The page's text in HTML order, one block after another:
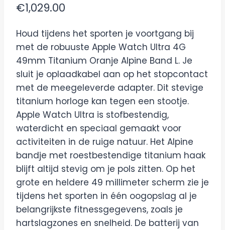
€1,029.00
Houd tijdens het sporten je voortgang bij
met de robuuste Apple Watch Ultra 4G
49mm Titanium Oranje Alpine Band L. Je
sluit je oplaadkabel aan op het stopcontact
met de meegeleverde adapter. Dit stevige
titanium horloge kan tegen een stootje.
Apple Watch Ultra is stofbestendig,
waterdicht en speciaal gemaakt voor
activiteiten in de ruige natuur. Het Alpine
bandje met roestbestendige titanium haak
blijft altijd stevig om je pols zitten. Op het
grote en heldere 49 millimeter scherm zie je
tijdens het sporten in één oogopslag al je
belangrijkste fitnessgegevens, zoals je
hartslagzones en snelheid. De batterij van